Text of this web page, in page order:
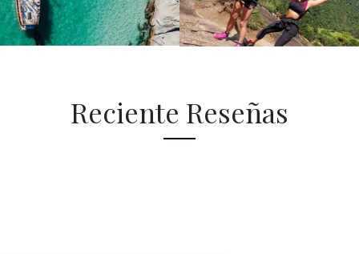
Reciente Reseñas